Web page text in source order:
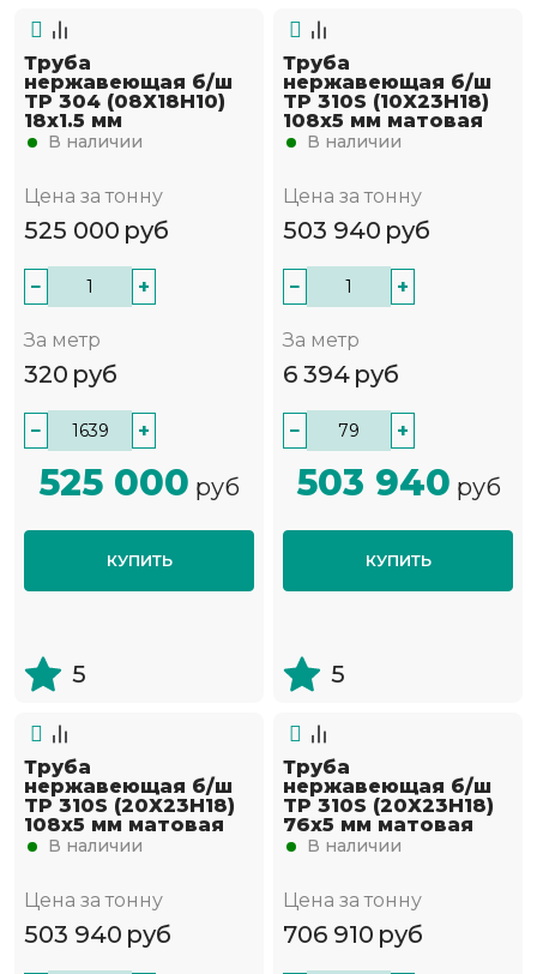
Труба
нержавеющая б/ш
TP 304 (08Х18Н10)
18х1.5 мм
В наличии
Цена за тонну
525 000 руб
− +
За метр
320 руб
− +
525 000 руб
КУПИТЬ
5
Труба
нержавеющая б/ш
TP 310S (10Х23Н18)
108х5 мм матовая
В наличии
Цена за тонну
503 940 руб
− +
За метр
6 394 руб
− +
503 940 руб
КУПИТЬ
5
Труба
нержавеющая б/ш
TP 310S (20Х23Н18)
108х5 мм матовая
В наличии
Цена за тонну
503 940 руб
Труба
нержавеющая б/ш
TP 310S (20Х23Н18)
76х5 мм матовая
В наличии
Цена за тонну
706 910 руб